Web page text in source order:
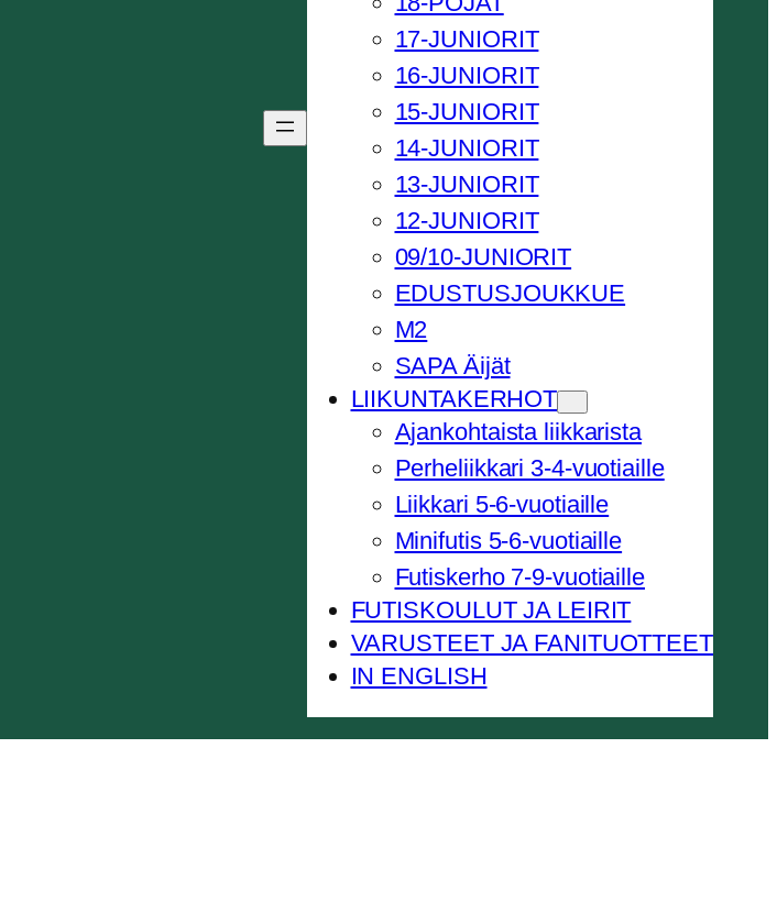
17-JUNIORIT
16-JUNIORIT
15-JUNIORIT
14-JUNIORIT
13-JUNIORIT
12-JUNIORIT
09/10-JUNIORIT
EDUSTUSJOUKKUE
M2
SAPA Äijät
LIIKUNTAKERHOT
Ajankohtaista liikkarista
Perheliikkari 3-4-vuotiaille
Liikkari 5-6-vuotiaille
Minifutis 5-6-vuotiaille
Futiskerho 7-9-vuotiaille
FUTISKOULUT JA LEIRIT
VARUSTEET JA FANITUOTTEET
IN ENGLISH